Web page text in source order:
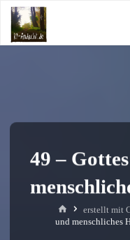
Zum
Inhalt
springen
49 –
Starterstellt mit
und menschliches